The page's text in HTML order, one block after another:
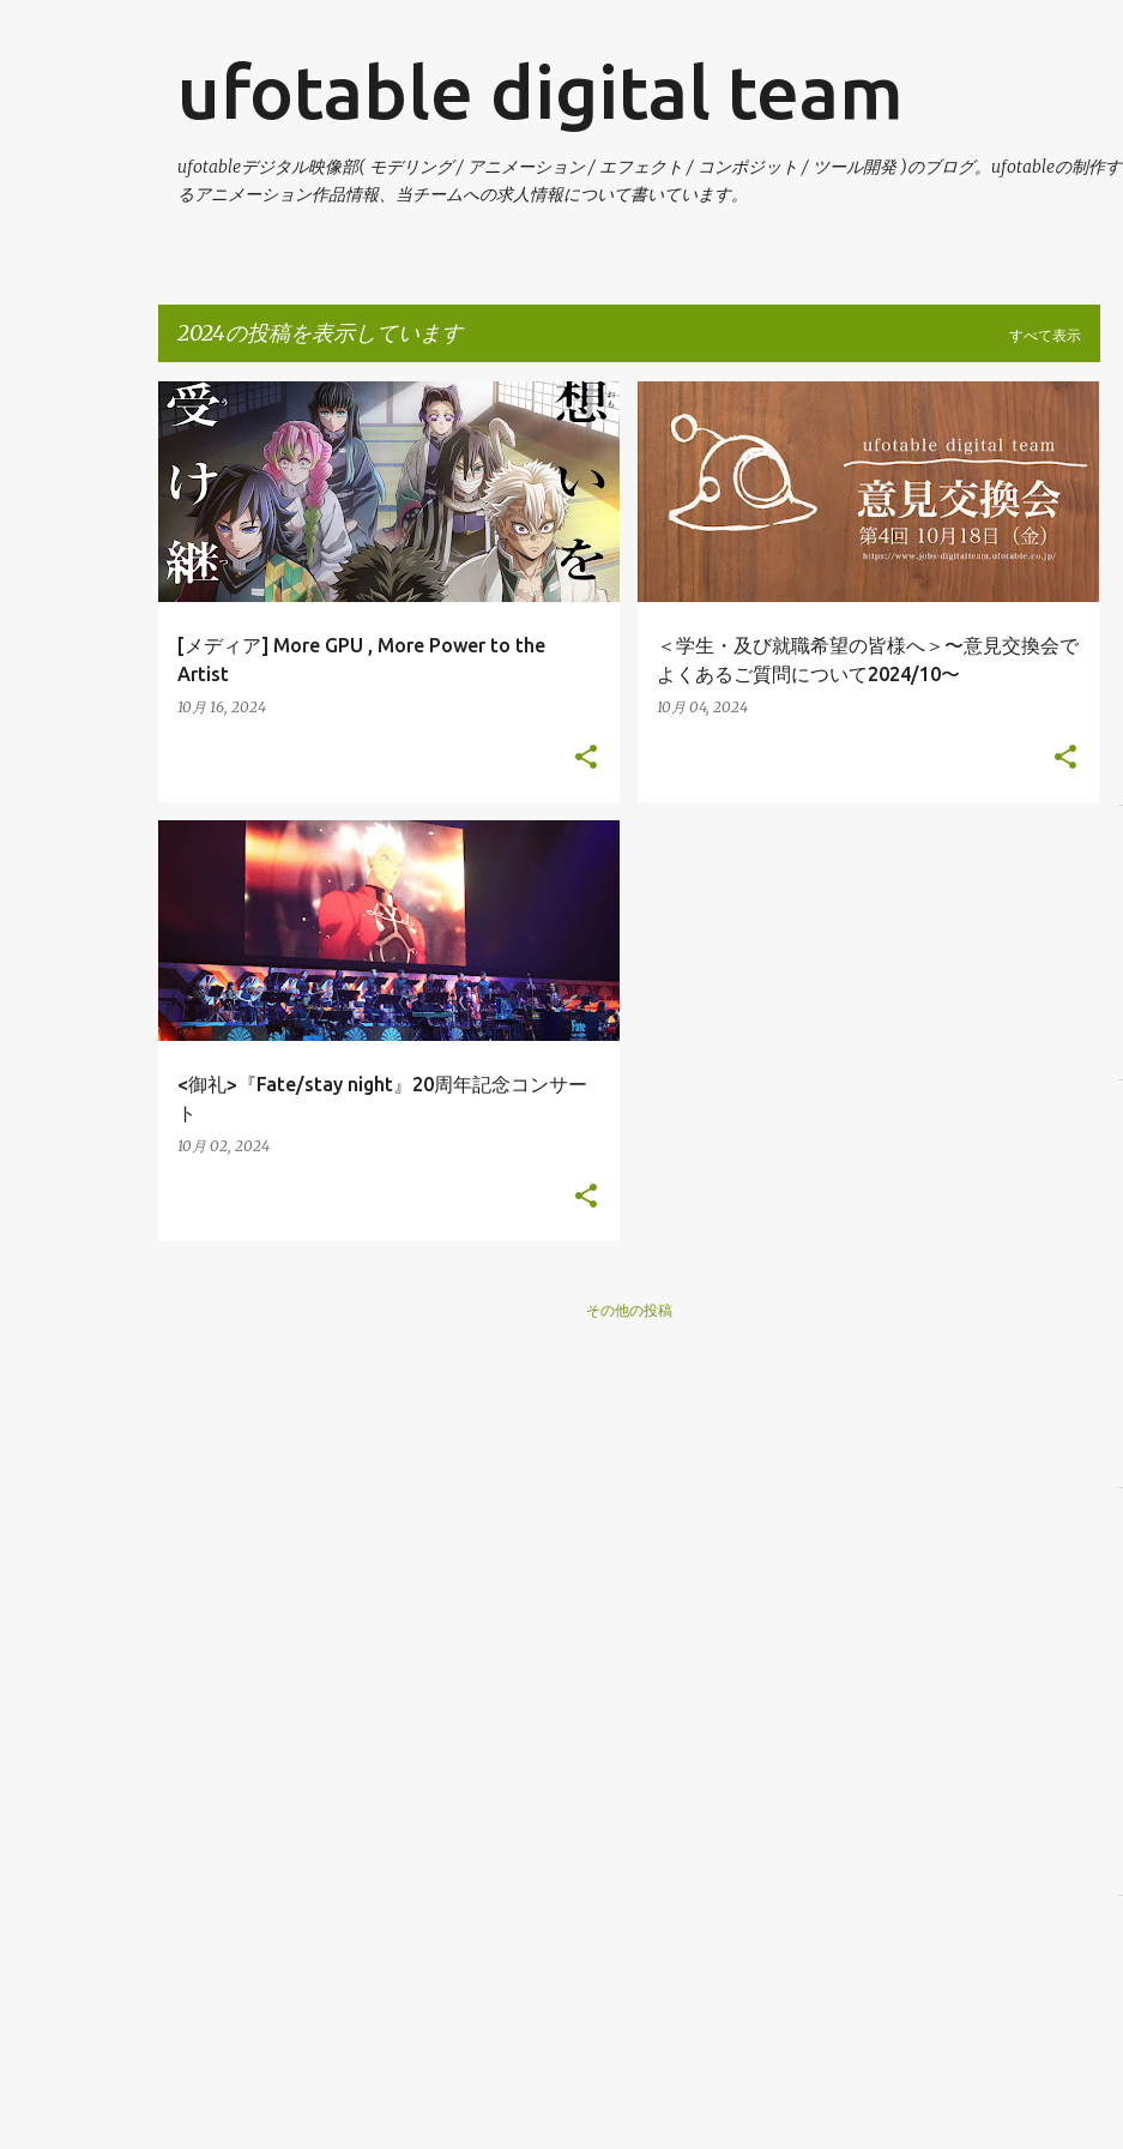
ufotable digital team
ufotableデジタル映像部( モデリング / アニメーション / エフェクト / コンポジット / ツール開発 )のブログ。ufotableの制作す
るアニメーション作品情報、当チームへの求人情報について書いています。
2024の投稿を表示しています すべて表示
投
稿
[メディア] More GPU , More Power to the
Artist
10月 16, 2024
RECRUIT お知らせ メディア 鬼滅の刃 求人
＜学生・及び就職希望の皆様へ＞〜意見交換会で
よくあるご質問について2024/10〜
10月 04, 2024
お知らせ
<御礼>『Fate/stay night』20周年記念コンサー
ト
10月 02, 2024
その他の投稿